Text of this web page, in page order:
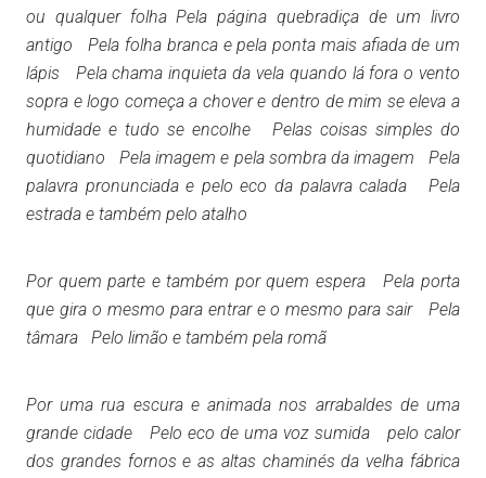
ou qualquer folha Pela página quebradiça de um livro
antigo Pela folha branca e pela ponta mais afiada de um
lápis Pela chama inquieta da vela quando lá fora o vento
sopra e logo começa a chover e dentro de mim se eleva a
humidade e tudo se encolhe Pelas coisas simples do
quotidiano Pela imagem e pela sombra da imagem Pela
palavra pronunciada e pelo eco da palavra calada Pela
estrada e também pelo atalho
Por quem parte e também por quem espera Pela porta
que gira o mesmo para entrar e o mesmo para sair Pela
tâmara Pelo limão e também pela romã
Por uma rua escura e animada nos arrabaldes de uma
grande cidade Pelo eco de uma voz sumida pelo calor
dos grandes fornos e as altas chaminés da velha fábrica